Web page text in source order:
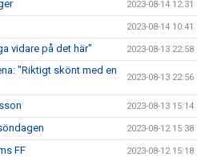
2023-08-14 12:31
2023-08-14 10:41
vidare på det här" 2023-08-13 22:58
"Riktigt skönt med en
2023-08-13 22:56
2023-08-13 15:14
2023-08-12 15:38
FF 2023-08-12 15:18